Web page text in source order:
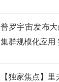
普罗宇宙发布
集群规模化应用
【独家焦点】